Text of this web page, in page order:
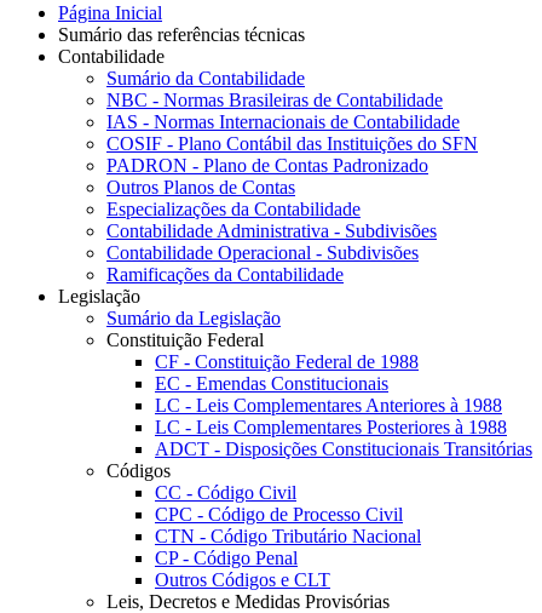
Página Inicial
Sumário das referências técnicas
Contabilidade
Sumário da Contabilidade
NBC - Normas Brasileiras de Contabilidade
IAS - Normas Internacionais de Contabilidade
COSIF - Plano Contábil das Instituições do SFN
PADRON - Plano de Contas Padronizado
Outros Planos de Contas
Especializações da Contabilidade
Contabilidade Administrativa - Subdivisões
Contabilidade Operacional - Subdivisões
Ramificações da Contabilidade
Legislação
Sumário da Legislação
Constituição Federal
CF - Constituição Federal de 1988
EC - Emendas Constitucionais
LC - Leis Complementares Anteriores à 1988
LC - Leis Complementares Posteriores à 1988
ADCT - Disposições Constitucionais Transitórias
Códigos
CC - Código Civil
CPC - Código de Processo Civil
CTN - Código Tributário Nacional
CP - Código Penal
Outros Códigos e CLT
Leis, Decretos e Medidas Provisórias